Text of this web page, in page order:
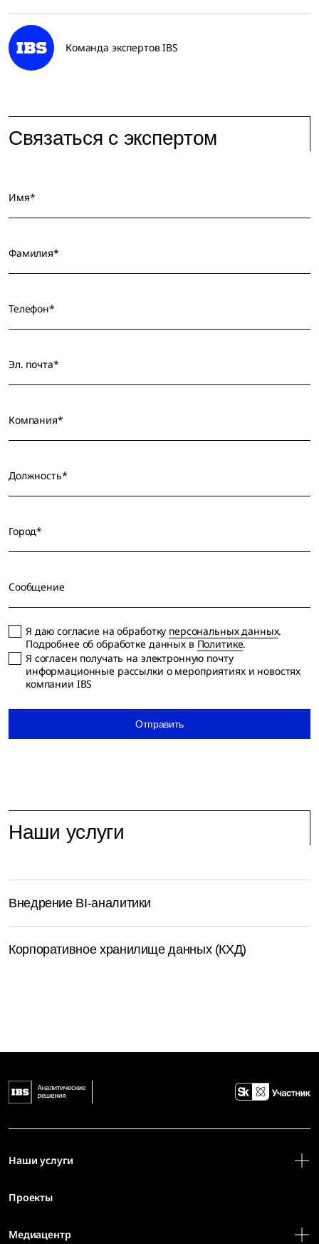
Команда экспертов IBS
Связаться с экспертом
Имя*
Фамилия*
Телефон*
Эл. почта*
Компания*
Должность*
Город*
Сообщение
Я даю согласие на обработку персональных данных.
Подробнее об обработке данных в Политике.
Я согласен получать на электронную почту
информационные рассылки о мероприятиях и новостях
компании IBS
Отправить
Наши услуги
Внедрение BI-аналитики
Корпоративное хранилище данных (КХД)
Наши услуги
Проекты
Медиацентр